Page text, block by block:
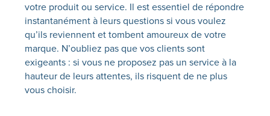
votre produit ou service. Il est essentiel de répondre
instantanément à leurs questions si vous voulez
qu’ils reviennent et tombent amoureux de votre
marque. N’oubliez pas que vos clients sont
exigeants : si vous ne proposez pas un service à la
hauteur de leurs attentes, ils risquent de ne plus
vous choisir. ‍‍